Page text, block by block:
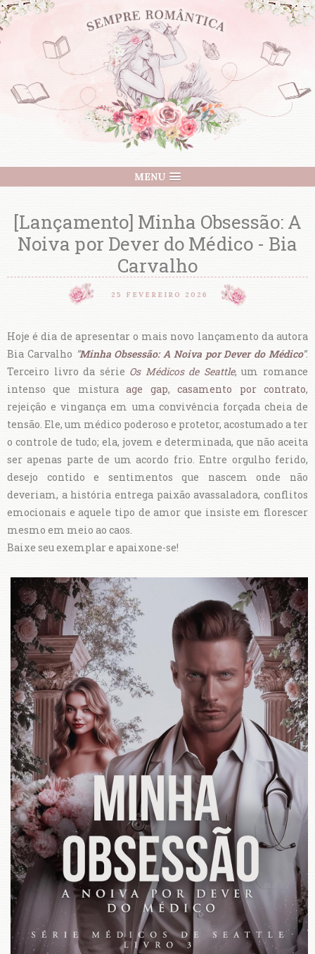
MENU
[Lançamento] Minha Obsessão: A
Noiva por Dever do Médico - Bia
Carvalho
25 FEVEREIRO 2026
Hoje é dia de apresentar o mais novo lançamento da autora
Bia Carvalho "Minha Obsessão: A Noiva por Dever do Médico".
Terceiro livro da série Os Médicos de Seattle, um romance
intenso que misturaage gap,casamento por contrato,
rejeição e vingança em uma convivência forçada cheia de
tensão. Ele, um médico poderoso e protetor, acostumado a ter
o controle de tudo; ela, jovem e determinada, que não aceita
ser apenas parte de um acordo frio. Entre orgulho ferido,
desejo contido e sentimentos que nascem onde não
deveriam, a história entrega paixão avassaladora, conflitos
emocionais e aquele tipo de amor que insiste em florescer
mesmo em meio ao caos.
Baixe seu exemplar e apaixone-se!